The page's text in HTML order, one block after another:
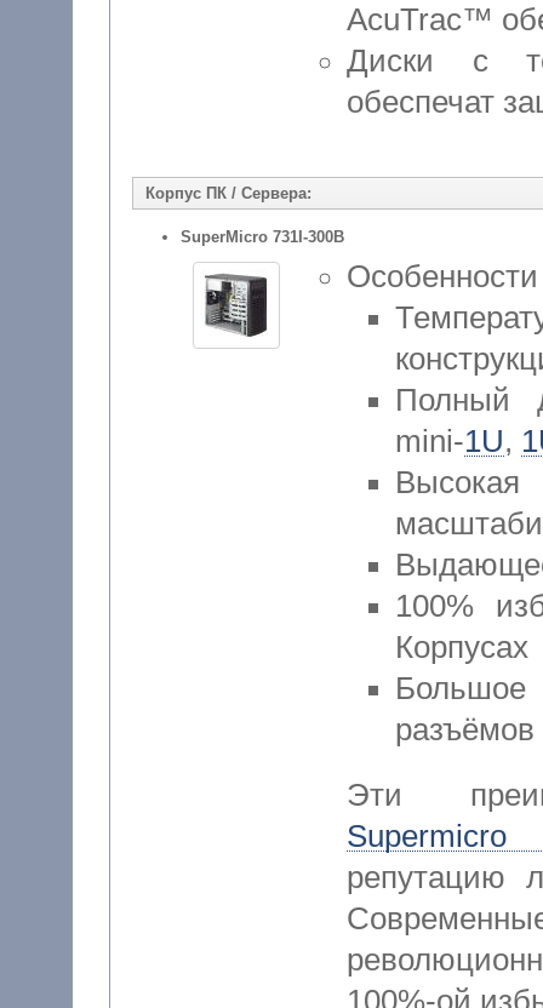
AcuTrac™
Диски с
обеспечат
Корпус ПК / Сервера:
SuperMicro 731I-300B
Полный
mini-1U,
100%
Корпусах
разъёмов
Эти
репутацию
100%-ой